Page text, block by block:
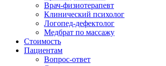
Врач-физиотерапевт
Клинический психолог
Логопед-дефектолог
Медбрат по массажу
Стоимость
Пациентам
Вопрос-ответ